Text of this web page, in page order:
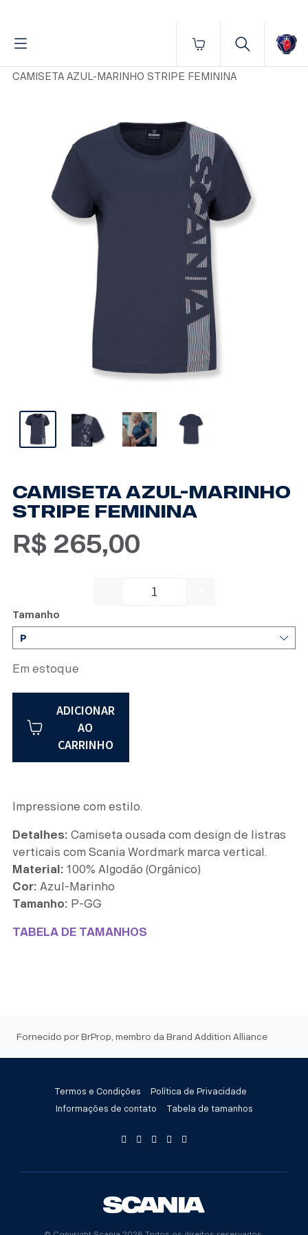
CAMISETA AZUL-MARINHO STRIPE FEMININA
CAMISETA AZUL-MARINHO
STRIPE FEMININA
R$ 265,00
Impressione com estilo.
Detalhes: Camiseta ousada com design de listras
verticais com Scania Wordmark marca vertical.
Material: 100% Algodão (Orgânico)
Cor: Azul-Marinho
Tamanho: P-GG
TABELA DE TAMANHOS
CAMISETA AZUL-
Tamanho
Em estoque
ADICIONAR
AO
CARRINHO
Fornecido por BrProp, membro da Brand Addition Alliance
Termos e Condições
Política de Privacidade
Informações de contato
Tabela de tamanhos